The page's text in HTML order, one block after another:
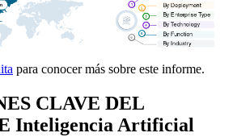
para conocer más sobre este informe.
CLAVE DEL
Inteligencia Artificial